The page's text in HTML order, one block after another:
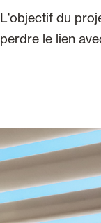
L'objectif du
perdre le lien